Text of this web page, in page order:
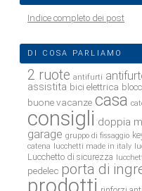
Indice completo dei post
DI COSA PARLIAMO
2 ruote antifurti
assistita bici elettrica
buone vacanze casa
consigli doppia
garage gruppo di fissaggio
catena
lucchetti made in italy
Lucchetto di sicurezza
pedelec porta di